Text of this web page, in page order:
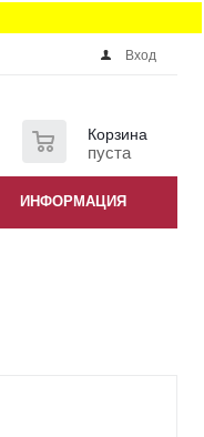
Вход
Корзина
пуста
ИНФОРМАЦИЯ